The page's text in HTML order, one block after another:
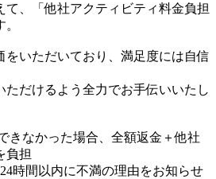
て、「他社アクティビティ料金負担
をいただいており、満足度には自信
ただけるよう全力でお手伝いいたし
きなかった場合、全額返金＋他社
負担
時間以内に不満の理由をお知らせ